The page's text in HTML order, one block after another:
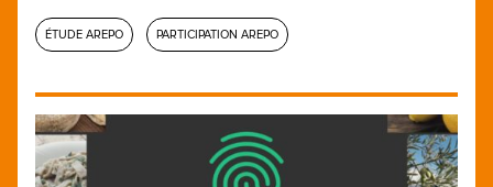
ÉTUDE AREPO PARTICIPATION AREPO